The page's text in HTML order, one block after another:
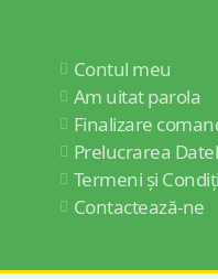
Contul meu
Am uitat parola
Finalizare
Prelucrarea
Termeni și
Contactează-ne